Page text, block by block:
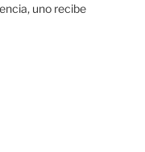
uno recibe